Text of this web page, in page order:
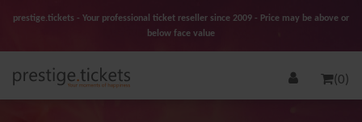
prestige.tickets - Your professional ticket reseller since 2009 - Price may be above or
below face value
(0)